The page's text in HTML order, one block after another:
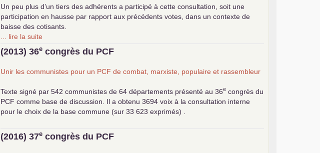
Un peu plus d’un tiers des adhérents a participé à cette consultation, soit une
participation en hausse par rapport aux précédents votes, dans un contexte de
baisse des cotisants.
... lire la suite
(2013) 36e congrès du PCF
Unir les communistes pour un PCF de combat, marxiste, populaire et rassembleur
Texte signé par 542 communistes de 64 départements présenté au 36e congrès du
PCF comme base de discussion. Il a obtenu 3694 voix à la consultation interne
pour le choix de la base commune (sur 33 623 exprimés) .
(2016) 37e congrès du PCF